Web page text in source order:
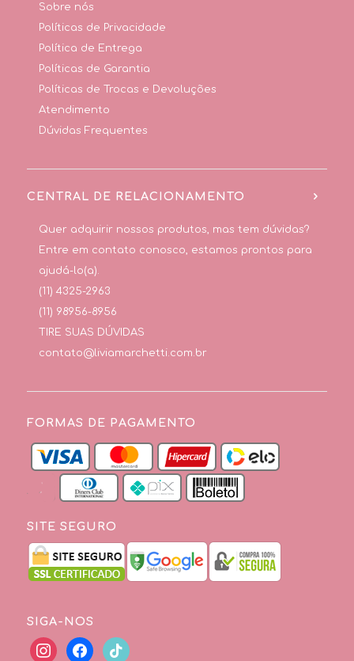
Sobre nós
Políticas de Privacidade
Política de Entrega
Políticas de Garantia
Políticas de Trocas e Devoluções
Atendimento
Dúvidas Frequentes
CENTRAL DE RELACIONAMENTO
Quer adquirir nossos produtos, mas tem dúvidas?
Entre em contato conosco, estamos prontos para
ajudá-lo(a).
(11) 4325-2963
(11) 98956-8956
TIRE SUAS DÚVIDAS
contato@liviamarchetti.com.br
FORMAS DE PAGAMENTO
SITE SEGURO
SIGA-NOS